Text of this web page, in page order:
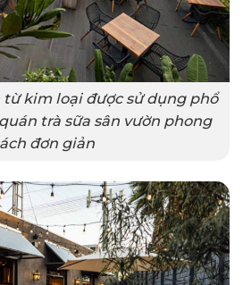
kim loại được sử dụng phổ
trà sữa sân vườn phong
đơn giản